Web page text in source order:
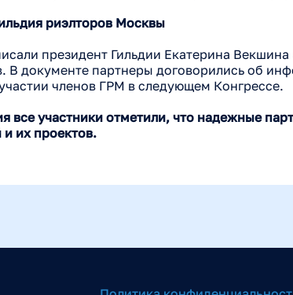
риэлторов Москвы
президент Гильдии Екатерина
В документе партнеры договорились об
членов ГРМ в следующем Конгрессе.
все участники отметили, что надежные
их проектов.